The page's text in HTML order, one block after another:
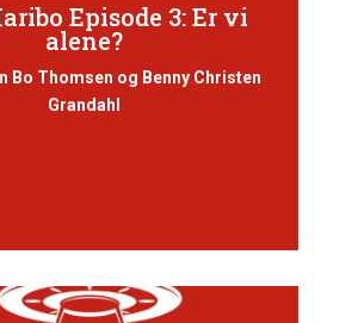
Episode 3: Er vi
alene?
Bo Thomsen og Benny Christen
Grandahl